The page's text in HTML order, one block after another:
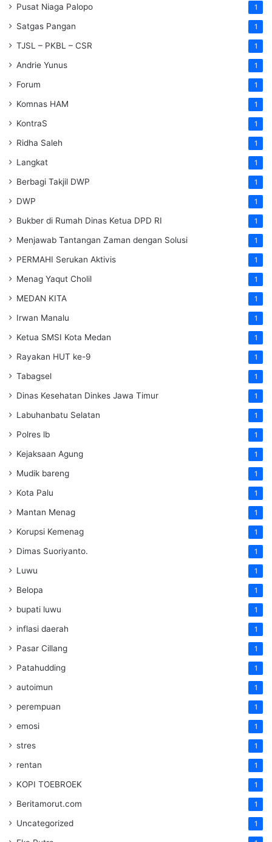
Pusat Niaga Palopo 1
Satgas Pangan 1
TJSL – PKBL – CSR 1
Andrie Yunus 1
Forum 1
Komnas HAM 1
KontraS 1
Ridha Saleh 1
Langkat 1
Berbagi Takjil DWP 1
DWP 1
Bukber di Rumah Dinas Ketua DPD RI 1
Menjawab Tantangan Zaman dengan Solusi 1
PERMAHI Serukan Aktivis 1
Menag Yaqut Cholil 1
MEDAN KITA 1
Irwan Manalu 1
Ketua SMSI Kota Medan 1
Rayakan HUT ke-9 1
Tabagsel 1
Dinas Kesehatan Dinkes Jawa Timur 1
Labuhanbatu Selatan 1
Polres lb 1
Kejaksaan Agung 1
Mudik bareng 1
Kota Palu 1
Mantan Menag 1
Korupsi Kemenag 1
Dimas Suoriyanto. 1
Luwu 1
Belopa 1
bupati luwu 1
inflasi daerah 1
Pasar Cillang 1
Patahudding 1
autoimun 1
perempuan 1
emosi 1
stres 1
rentan 1
KOPI TOEBROEK 1
Beritamorut.com 1
Uncategorized 1